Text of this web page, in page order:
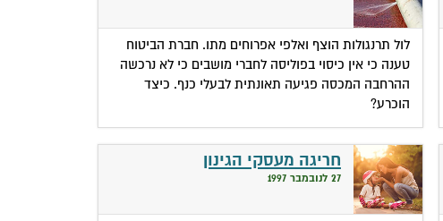
לול תרנגולות הוצף ואלפי אפרוחים מתו. חברת הביטוח
טענה כי אין כיסוי בפוליסה לחברי מושבים כי לא נרכשה
ההרחבה המכסה פגיעה תאונתית לבעלי כנף. כיצד
הוכרע?
חריגה מעסקי הגינון
27 לנובמבר 1997